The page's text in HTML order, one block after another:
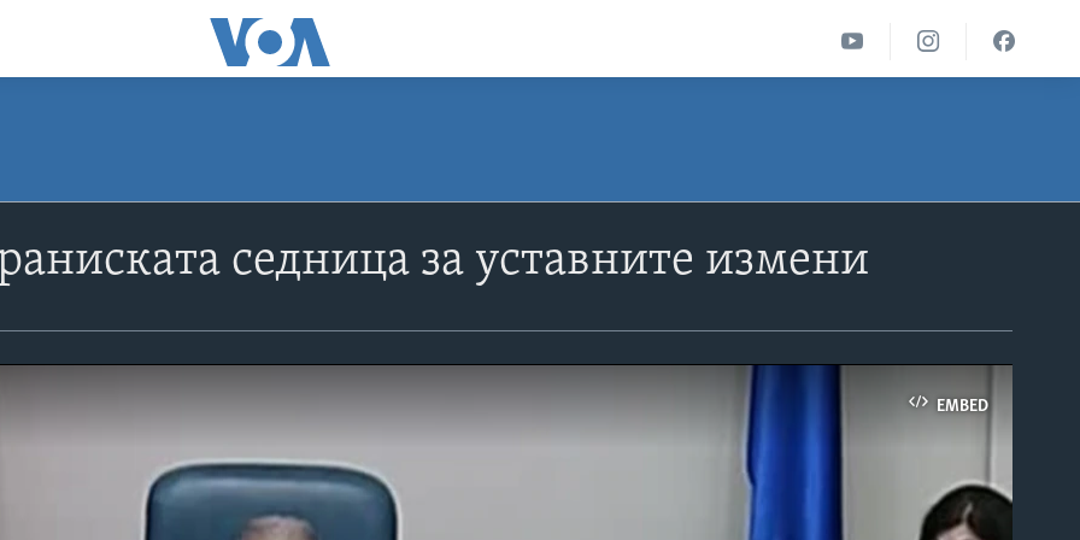
седница за уставните измени
EMBED